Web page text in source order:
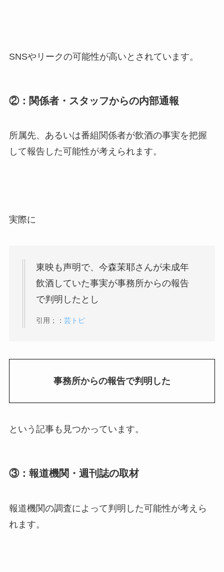
SNSやリークの可能性が高いとされています。
②：関係者・スタッフからの内部通報
所属先、あるいは番組関係者が飲酒の事実を把握
して報告した可能性が考えられます。
実際に
東映も声明で、今森茉耶さんが未成年
飲酒していた事実が事務所からの報告
で判明したとし
引用；： 芸トピ
事務所からの報告で判明した
という記事も見つかっています。
③：報道機関・週刊誌の取材
報道機関の調査によって判明した可能性が考えら
れます。